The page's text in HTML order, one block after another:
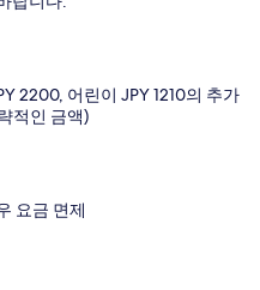
2200, 어린이 JPY 1210의 추가
적인 금액)
요금 면제